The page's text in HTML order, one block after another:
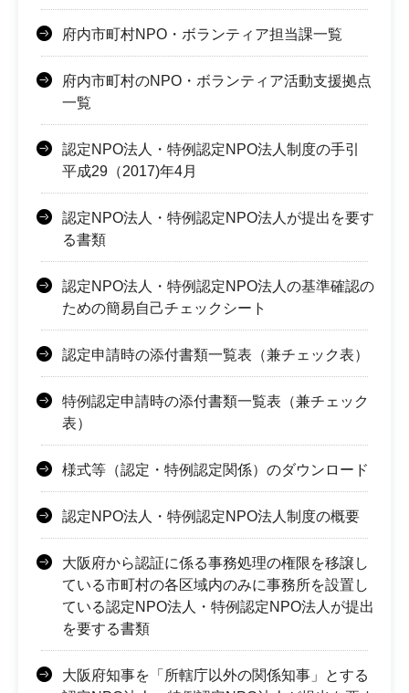
府内市町村NPO・ボランティア担当課一覧
府内市町村のNPO・ボランティア活動支援拠点
一覧
認定NPO法人・特例認定NPO法人制度の手引
平成29（2017)年4月
認定NPO法人・特例認定NPO法人が提出を要す
る書類
認定NPO法人・特例認定NPO法人の基準確認の
ための簡易自己チェックシート
認定申請時の添付書類一覧表（兼チェック表）
特例認定申請時の添付書類一覧表（兼チェック
表）
様式等（認定・特例認定関係）のダウンロード
認定NPO法人・特例認定NPO法人制度の概要
大阪府から認証に係る事務処理の権限を移譲し
ている市町村の各区域内のみに事務所を設置し
ている認定NPO法人・特例認定NPO法人が提出
を要する書類
大阪府知事を「所轄庁以外の関係知事」とする